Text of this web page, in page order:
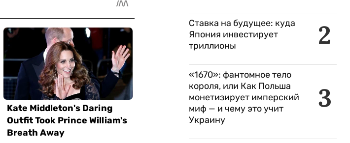
2
Ставка на будущее: куда
Япония инвестирует
триллионы
3
«1670»: фантомное тело
короля, или Как Польша
монетизирует имперский
миф — и чему это учит
Украину